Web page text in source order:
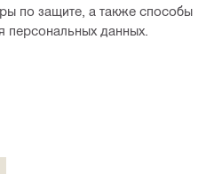
по защите, а также способы
персональных данных.